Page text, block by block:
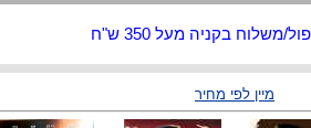
משלוח בקניה מעל 350 ש"ח
מיין לפי מחיר